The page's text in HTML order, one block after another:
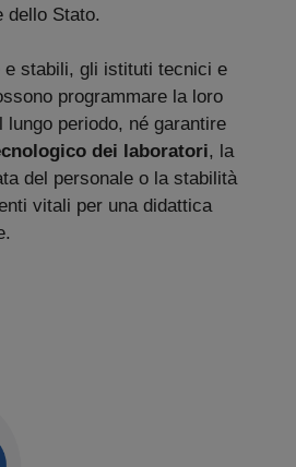
dello Stato.
e stabili, gli istituti tecnici e
programmare la loro
periodo, né garantire
dei laboratori, la
del personale o la stabilità
vitali per una didattica